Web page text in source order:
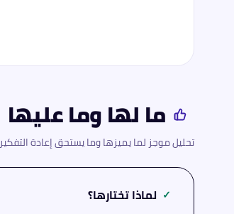
ما لها وما عليها
تحليل موجز لما يميزها وما يستحق إعادة التفكير
✓ لماذا تختارها؟